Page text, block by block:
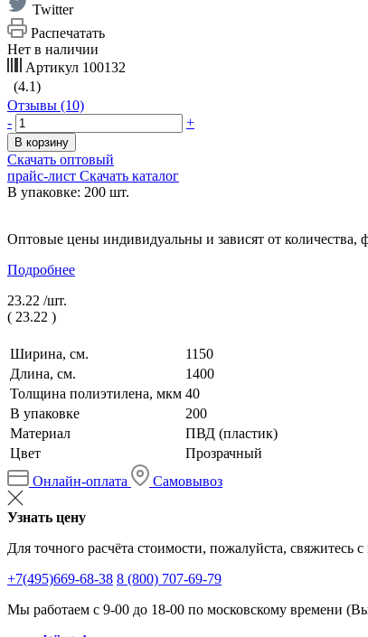
Twitter
Распечатать
Нет в наличии
Артикул 100132
(4.1)
Отзывы (10)
-
+
В корзину
Скачать оптовый
прайс-лист Скачать каталог
В упаковке: 200 шт.
Оптовые цены индивидуальны и зависят от количества,
Подробнее
23.22 /шт.
( 23.22 )
Ширина, см.
1150
Длина, см.
1400
Толщина полиэтилена, мкм 40
В упаковке
200
Материал
ПВД (пластик)
Цвет
Прозрачный
Онлайн-оплата
Самовывоз
Узнать цену
Для точного расчёта стоимости, пожалуйста,
+7(495)669-68-38 8 (800) 707-69-79
Мы работаем с 9-00 до 18-00 по московскому времени